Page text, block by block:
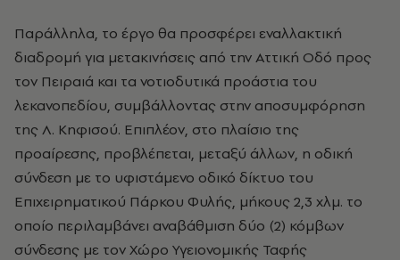
Παράλληλα, το έργο θα προσφέρει εναλλακτική
διαδρομή για μετακινήσεις από την Αττική Οδό προς
τον Πειραιά και τα νοτιοδυτικά προάστια του
λεκανοπεδίου, συμβάλλοντας στην αποσυμφόρηση
της Λ. Κηφισού. Επιπλέον, στο πλαίσιο της
προαίρεσης, προβλέπεται, μεταξύ άλλων, η οδική
σύνδεση με το υφιστάμενο οδικό δίκτυο του
Επιχειρηματικού Πάρκου Φυλής, μήκους 2,3 χλμ. το
οποίο περιλαμβάνει αναβάθμιση δύο (2) κόμβων
σύνδεσης με τον Χώρο Υγειονομικής Ταφής